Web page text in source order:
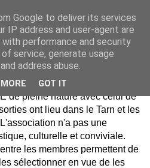
Photo
combiner le plaisir de la
de pleine nature avec celui de
ont lieu dans le Tarn et les
n'a pas une
culturelle et conviviale.
les membres permettent de
sélectionner en vue de les
Google to deliver its services
IP address and user-agent are
performance and security
service, generate usage
address abuse.
GOT IT